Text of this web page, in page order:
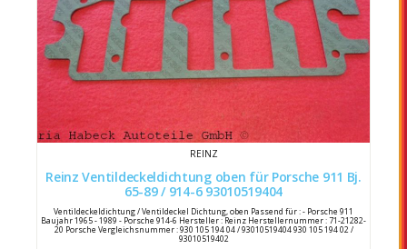
REINZ
Reinz Ventildeckeldichtung oben für Porsche 911 Bj.
65-89 / 914-6 93010519404
Ventildeckeldichtung / Ventildeckel Dichtung, oben Passend für : - Porsche 911
Baujahr 1965 - 1989 - Porsche 914-6 Hersteller : Reinz Herstellernummer : 71-21282-
20 Porsche Vergleichsnummer : 930 105 194 04 / 93010519404 930 105 194 02 /
93010519402